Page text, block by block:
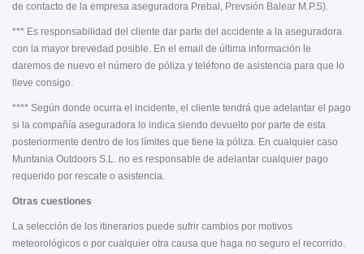
de contacto de la empresa aseguradora Prebal, Prevsión Balear M.P.S).
*** Es responsabilidad del cliente dar parte del accidente a la aseguradora
con la mayor brevedad posible. En el email de última información le
daremos de nuevo el número de póliza y teléfono de asistencia para que lo
lleve consigo.
**** Según donde ocurra el incidente, el cliente tendrá que adelantar el pago
si la compañía aseguradora lo indica siendo devuelto por parte de esta
posteriormente dentro de los límites que tiene la póliza. En cualquier caso
Muntania Outdoors S.L. no es responsable de adelantar cualquier pago
requerido por rescate o asistencia.
Otras cuestiones
La selección de los itinerarios puede sufrir cambios por motivos
meteorológicos o por cualquier otra causa que haga no seguro el recorrido.